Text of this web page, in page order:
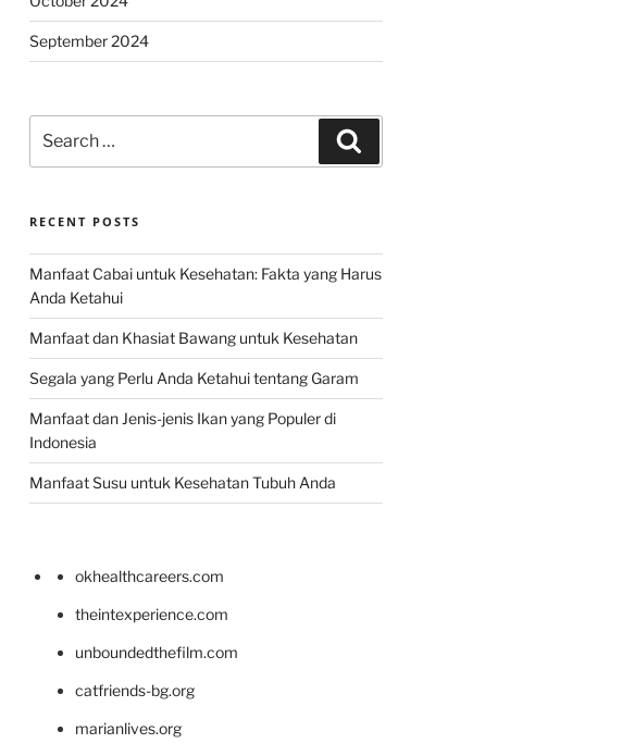
September 2024
for:
RECENT POSTS
Manfaat Cabai untuk Kesehatan: Fakta yang Harus
Anda Ketahui
Manfaat dan Khasiat Bawang untuk Kesehatan
Segala yang Perlu Anda Ketahui tentang Garam
Manfaat dan Jenis-jenis Ikan yang Populer di
Indonesia
Manfaat Susu untuk Kesehatan Tubuh Anda
okhealthcareers.com
theintexperience.com
unboundedthefilm.com
catfriends-bg.org
marianlives.org